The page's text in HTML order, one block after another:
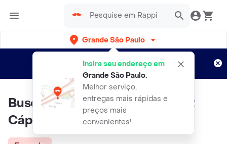
Grande São Paulo
Insira seu endereço em
Grande São Paulo.
Melhor serviço,
entregas mais rápidas e
preços mais
convenientes!
Entregas grátis por 15 dias!
Aplicam T&C
Buscofem Ibuprofeno 400mg 2
Cápsulas